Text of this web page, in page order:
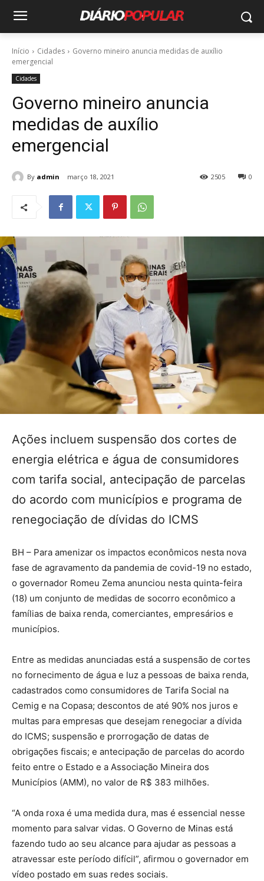
Início Cidades
Governo mineiro anuncia medidas de auxílio
emergencial
Cidades
Governo mineiro anuncia
medidas de auxílio
emergencial
By admin março 18, 2021 0
2505
Ações incluem suspensão dos cortes de
energia elétrica e água de consumidores
com tarifa social, antecipação de parcelas
do acordo com municípios e programa de
renegociação de dívidas do ICMS
BH – Para amenizar os impactos econômicos nesta nova
fase de agravamento da pandemia de covid-19 no estado,
o governador Romeu Zema anunciou nesta quinta-feira
(18) um conjunto de medidas de socorro econômico a
famílias de baixa renda, comerciantes, empresários e
municípios.
Entre as medidas anunciadas está a suspensão de cortes
no fornecimento de água e luz a pessoas de baixa renda,
cadastrados como consumidores de Tarifa Social na
Cemig e na Copasa; descontos de até 90% nos juros e
multas para empresas que desejam renegociar a dívida
do ICMS; suspensão e prorrogação de datas de
obrigações fiscais; e antecipação de parcelas do acordo
feito entre o Estado e a Associação Mineira dos
Municípios (AMM), no valor de R$ 383 milhões.
“A onda roxa é uma medida dura, mas é essencial nesse
momento para salvar vidas. O Governo de Minas está
fazendo tudo ao seu alcance para ajudar as pessoas a
atravessar este período difícil”, afirmou o governador em
vídeo postado em suas redes sociais.